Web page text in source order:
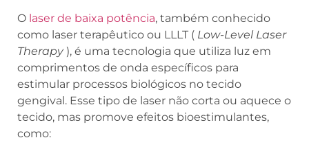
O laser de baixa potência, também conhecido
como laser terapêutico ou LLLT ( Low-Level Laser
Therapy), é uma tecnologia que utiliza luz em
comprimentos de onda específicos para
estimular processos biológicos no tecido
gengival. Esse tipo de laser não corta ou aquece o
tecido, mas promove efeitos bioestimulantes,
como: